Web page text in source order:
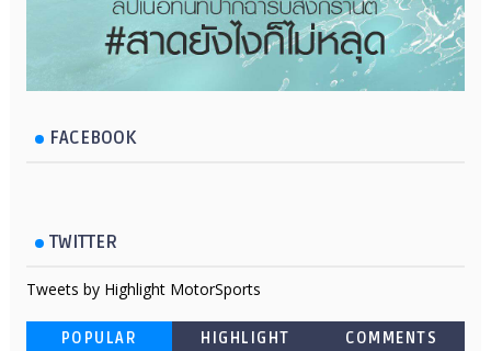
FACEBOOK
TWITTER
Tweets by Highlight MotorSports
POPULAR HIGHLIGHT COMMENTS